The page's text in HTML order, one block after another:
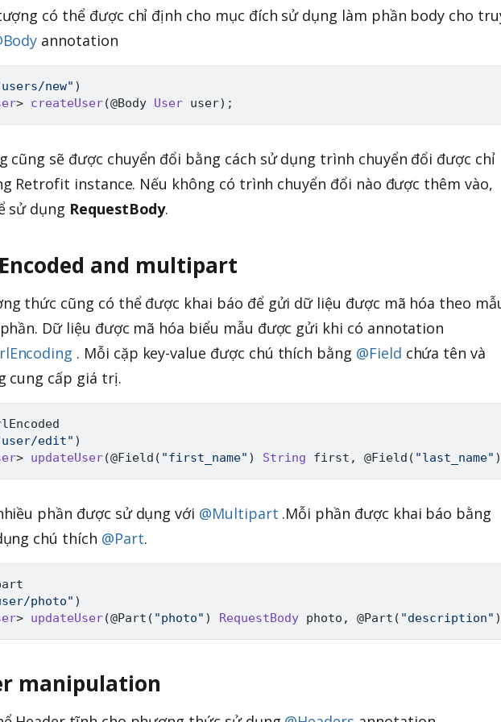
có thể được chỉ định cho mục đích sử dụng làm phần body cho
annotation
new" )
> createUser(@Body User user) ;
cũng sẽ được chuyển đổi bằng cách sử dụng trình chuyển đổi được chỉ
Retrofit instance. Nếu không có trình chuyển đổi nào được thêm vào,
sử dụng RequestBody.
and multipart
thức cũng có thể được khai báo để gửi dữ liệu được mã hóa theo
Dữ liệu được mã hóa biểu mẫu được gửi khi có annotation
. Mỗi cặp key-value được chú thích bằng @Field chứa tên và
cung cấp giá trị.
edit" )
> updateUser(@Field ( "first_name" ) String first , @Field ( "last_name" )
phần được sử dụng với @Multipart .Mỗi phần được khai báo bằng
chú thích @Part.
photo" )
> updateUser(@Part ( "photo" ) RequestBody photo , @Part ( "description" )
manipulation